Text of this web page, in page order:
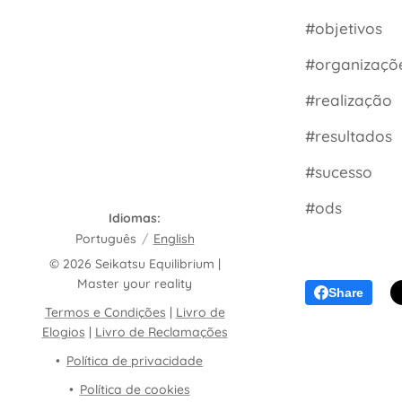
#objetivos
#realização
#resultados
#sucesso
#ods
Share
© 2026 Seikatsu Equilibrium |
Master your reality
Termos e Condições | Livro de
Elogios | Livro de Reclamações
Política de privacidade
Política de cookies
Idiomas
Português
English